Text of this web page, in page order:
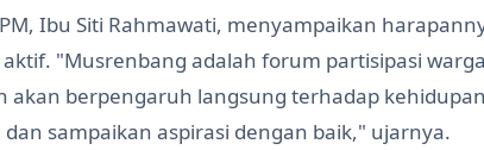
Ibu Siti Rahmawati, menyampaikan
"Musrenbang adalah forum partisipasi
akan berpengaruh langsung terhadap
sampaikan aspirasi dengan baik," ujarnya.